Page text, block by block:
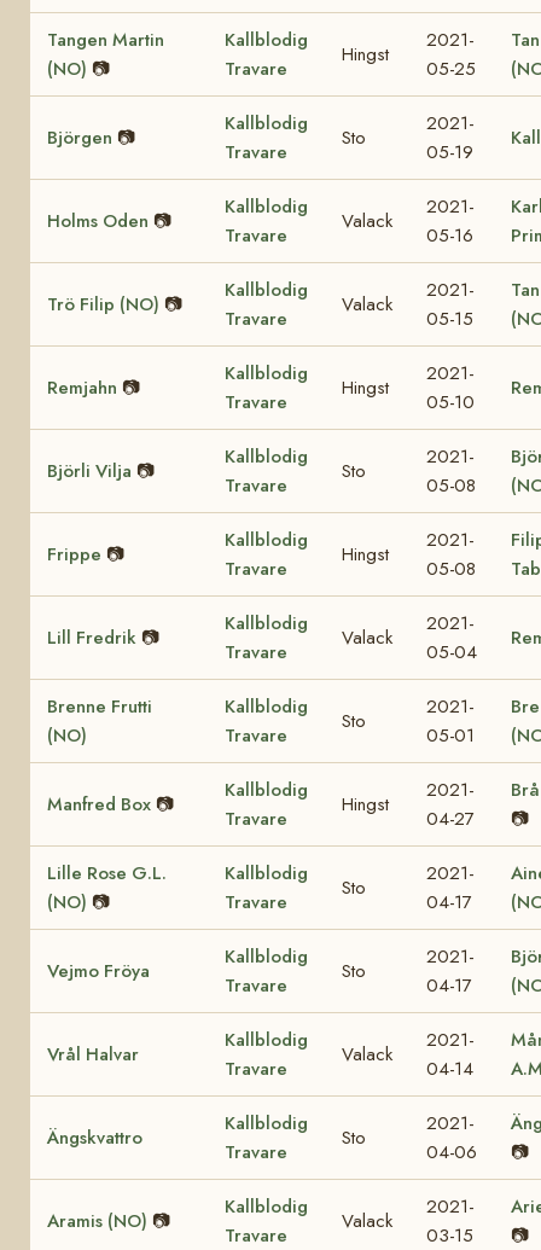
Tangen Martin
(NO) 📷
Kallblodig
Travare
Hingst
2021-
05-25
Björgen 📷
Kallblodig
Travare
Sto
2021-
05-19
Holms Oden 📷
Kallblodig
Travare
Valack
2021-
05-16
Trö Filip (NO) 📷
Kallblodig
Travare
Valack
2021-
05-15
Remjahn 📷
Kallblodig
Travare
Hingst
2021-
05-10
Björli Vilja 📷
Kallblodig
Travare
Sto
2021-
05-08
Frippe 📷
Kallblodig
Travare
Hingst
2021-
05-08
Lill Fredrik 📷
Kallblodig
Travare
Valack
2021-
05-04
Brenne Frutti
(NO)
Kallblodig
Travare
Sto
2021-
05-01
Manfred Box 📷
Kallblodig
Travare
Hingst
2021-
04-27
📷
Lille Rose G.L.
(NO) 📷
Kallblodig
Travare
Sto
2021-
04-17
Vejmo Fröya
Kallblodig
Travare
Sto
2021-
04-17
Vrål Halvar
Kallblodig
Travare
Valack
2021-
04-14
Ängskvattro
Kallblodig
Travare
Sto
2021-
04-06
📷
Aramis (NO) 📷
Kallblodig
Travare
Valack
2021-
03-15
📷